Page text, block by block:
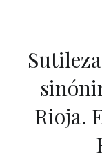
Rioja.